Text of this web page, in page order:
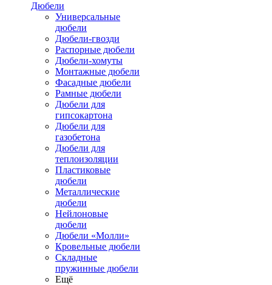
Дюбели
Универсальные
дюбели
Дюбели-гвозди
Распорные дюбели
Дюбели-хомуты
Монтажные дюбели
Фасадные дюбели
Рамные дюбели
Дюбели для
гипсокартона
Дюбели для
газобетона
Дюбели для
теплоизоляции
Пластиковые
дюбели
Металлические
дюбели
Нейлоновые
дюбели
Дюбели «Молли»
Кровельные дюбели
Складные
пружинные дюбели
Ещё